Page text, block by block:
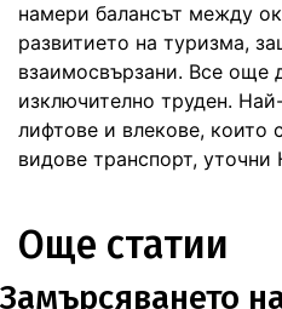
намери балансът между
развитието на туризма,
взаимосвързани. Все още
изключително труден.
лифтове и влекове, които
видове транспорт, уточни
Още статии
Замърсяването